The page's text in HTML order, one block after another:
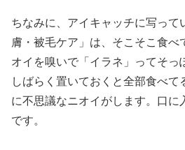
ちなみに、アイキャッチに写って
膚・被毛ケア」は、そこそこ食べ
オイを嗅いで「イラネ」ってそっ
しばらく置いておくと全部食べ
に不思議なニオイがします。口に
です。